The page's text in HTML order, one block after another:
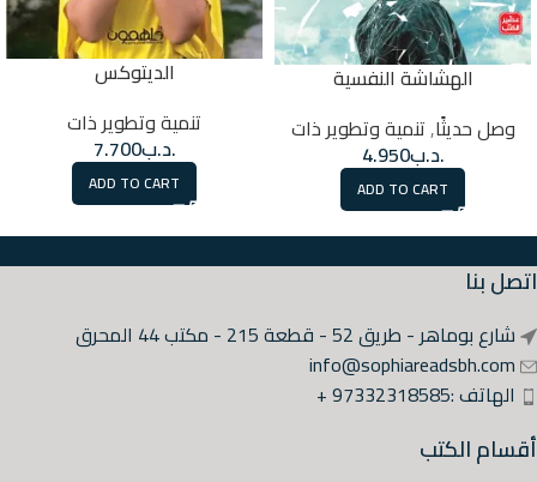
الهشاشة النفسية
وصل حديثًا,تنمية وتطوير ذات
.د.ب4.950
ADD TO CART
الديتوكس
تنمية وتطوير ذات
.د.ب7.700
ADD TO CART
اتصل بنا
شارع بوماهر - طريق 52 - قطعة 215 - مكتب 44 المحرق
info@sophiareadsbh.com
الهاتف :97332318585 +
أقسام الكتب